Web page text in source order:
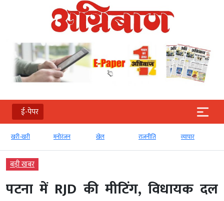
ई-पेपर
खरी-खरी मनोरंजन खेल राजनीति व्‍यापार
बड़ी खबर
पटना में RJD की मीटिंग, विधायक दल